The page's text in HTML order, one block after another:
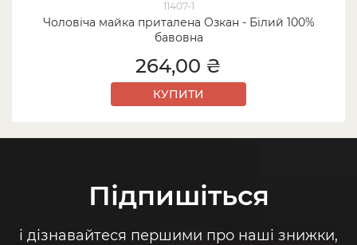
11407-1
Чоловіча майка приталена Озкан - Білий 100%
бавовна
264,00 ₴
КУПИТИ
Підпишіться
і дізнавайтеся першими про наші знижки,